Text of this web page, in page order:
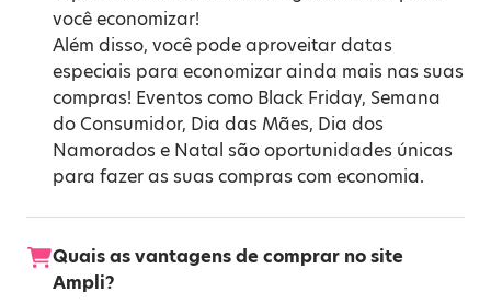
você economizar!
Além disso, você pode aproveitar datas
especiais para economizar ainda mais nas suas
compras! Eventos como Black Friday, Semana
do Consumidor, Dia das Mães, Dia dos
Namorados e Natal são oportunidades únicas
para fazer as suas compras com economia.
Quais as vantagens de comprar no site
Ampli?